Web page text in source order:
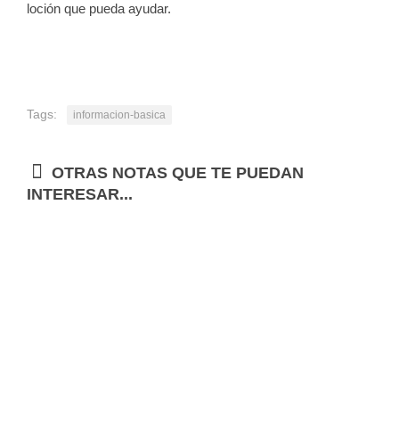
loción que pueda ayudar.
Tags: informacion-basica
OTRAS NOTAS QUE TE PUEDAN
INTERESAR...